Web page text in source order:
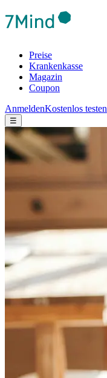
Preise
Krankenkasse
Magazin
Coupon
AnmeldenKostenlos testen
☰